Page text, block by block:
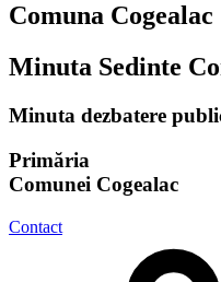
Comuna Cogealac
Minuta Sedinte
Minuta dezbatere
Primăria
Comunei Cogealac
Contact